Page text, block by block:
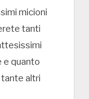
micioni
tanti
e quanto
altri